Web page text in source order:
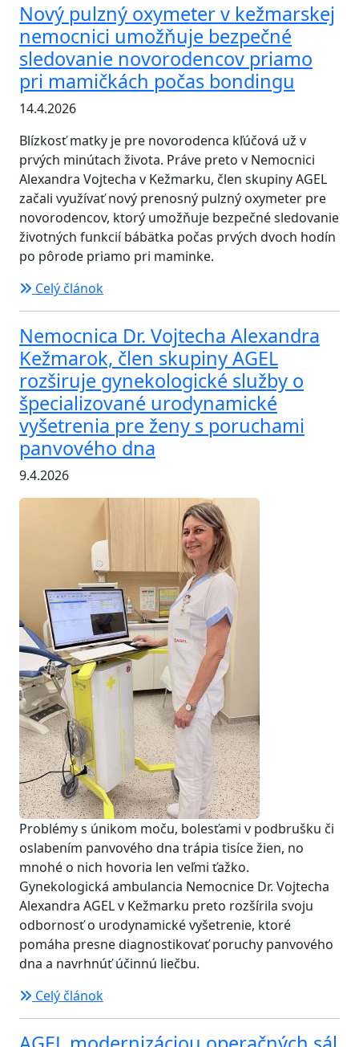
Nový pulzný oxymeter v kežmarskej
nemocnici umožňuje bezpečné
sledovanie novorodencov priamo
pri mamičkách počas bondingu
14.4.2026
Blízkosť matky je pre novorodenca kľúčová už v
prvých minútach života. Práve preto v Nemocnici
Alexandra Vojtecha v Kežmarku, člen skupiny AGEL
začali využívať nový prenosný pulzný oxymeter pre
novorodencov, ktorý umožňuje bezpečné sledovanie
životných funkcií bábätka počas prvých dvoch hodín
po pôrode priamo pri maminke.
Celý článok
Nemocnica Dr. Vojtecha Alexandra
Kežmarok, člen skupiny AGEL
rozširuje gynekologické služby o
špecializované urodynamické
vyšetrenia pre ženy s poruchami
panvového dna
9.4.2026
Problémy s únikom moču, bolesťami v podbrušku či
oslabením panvového dna trápia tisíce žien, no
mnohé o nich hovoria len veľmi ťažko.
Gynekologická ambulancia Nemocnice Dr. Vojtecha
Alexandra AGEL v Kežmarku preto rozšírila svoju
odbornosť o urodynamické vyšetrenie, ktoré
pomáha presne diagnostikovať poruchy panvového
dna a navrhnúť účinnú liečbu.
Celý článok